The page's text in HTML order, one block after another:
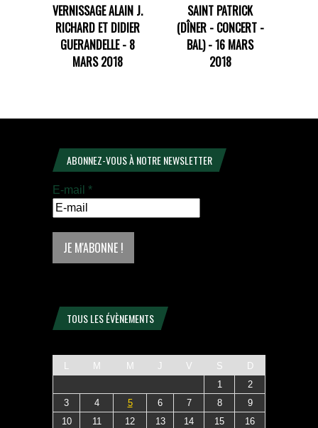
VERNISSAGE ALAIN J.
RICHARD ET DIDIER
GUERANDELLE - 8
MARS 2018
SAINT PATRICK
(DÎNER - CONCERT -
BAL) - 16 MARS
2018
ABONNEZ-VOUS À NOTRE NEWSLETTER
E-mail *
TOUS LES ÉVÈNEMENTS
M M J V S
D
1
2
3
4 5 6 7 8
9
10
11 12 13 14 15
16